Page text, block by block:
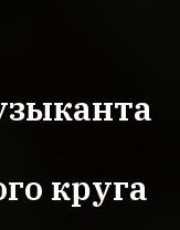
круга